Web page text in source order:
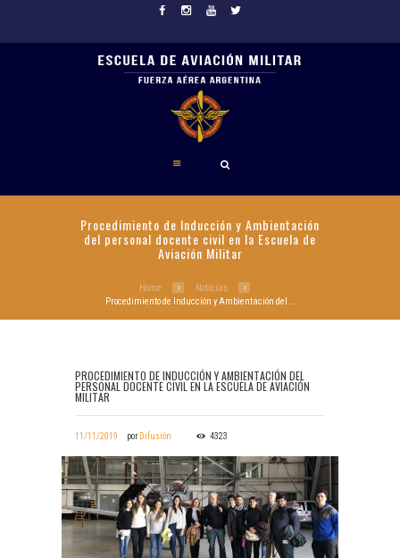
Procedimiento de Inducción y Ambientación
del personal docente civil en la Escuela de
Aviación Militar
Home
Noticias
Procedimiento de Inducción y Ambientación del...
PROCEDIMIENTO DE INDUCCIÓN Y AMBIENTACIÓN DEL
PERSONAL DOCENTE CIVIL EN LA ESCUELA DE AVIACIÓN
MILITAR
11/11/2019 porDifusión 4323